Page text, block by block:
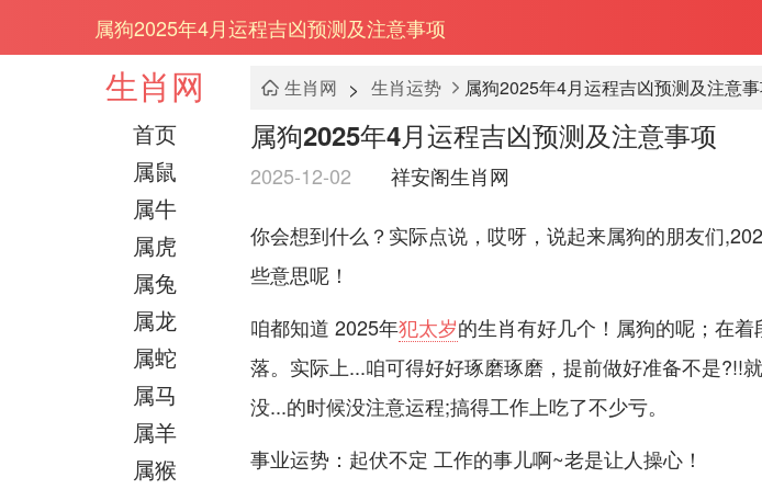
属狗2025年4月运程吉凶预测及注意事项
生肖网
首页
属鼠
属牛
属虎
属兔
属龙
属蛇
属马
属羊
属猴
生肖网 > 生肖运势 属狗2025年4月运程吉凶预测及注意
属狗2025年4月运程吉凶预测及注意事项
2025-12-02 祥安阁生肖网
你会想到什么？实际点说，哎呀，说起来属狗的朋友们
些意思呢！
咱都知道 2025年犯太岁的生肖有好几个！属狗的呢；在
落。实际上...咱可得好好琢磨琢磨，提前做好准备不是?!!
没...的时候没注意运程;搞得工作上吃了不少亏。
事业运势：起伏不定 工作的事儿啊~老是让人操心！